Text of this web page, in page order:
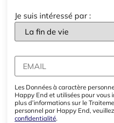
Je suis intéressé par :
Les Données à caractère
Happy End et utilisées pour vous
plus d’informations sur le
personnel par Happy End,
confidentialité.